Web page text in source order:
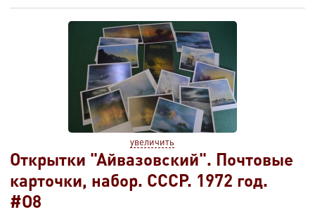
увеличить
Открытки "Айвазовский". Почтовые
карточки, набор. СССР. 1972 год.
#O8